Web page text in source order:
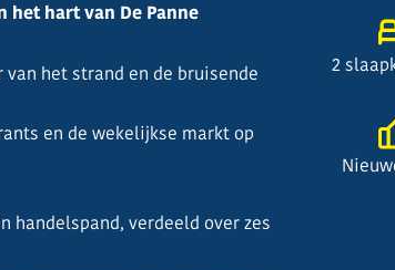
hart van De Panne
van het strand en de bruisende
en de wekelijkse markt op
handelspand, verdeeld over zes
2